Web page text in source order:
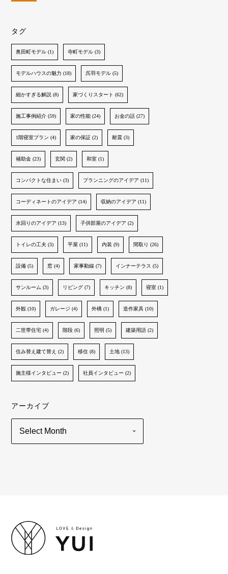
タグ
奥田町モデル (1) 寺町モデル (3)
モデルハウスの魅力 (18) 呉羽モデル (5)
細かすぎる解説 (8) 家づくりスタート (62)
施工事例紹介 (59) 家の性能 (24) お金の話 (27)
1階寝室プラン (4) 家の保証 (2) 耐震 (3)
補助金 (23) 玄関 (2) 和室 (1)
コンパクトな住まい (3) プランニングのアイデア (11)
コーディネートのアイデア (14) 収納のアイデア (11)
水回りのアイデア (13) 子供部屋のアイデア (2)
トイレの工夫 (3) 平屋 (11) 内装 (9) 間取り (26)
設備 (5) 窓 (4) 家事動線 (7) インナーテラス (5)
サンルーム (3) リビング (7) キッチン (8) 寝室 (1)
外観 (10) ガレージ (4) 外構 (1) 造作家具 (10)
二世帯住宅 (4) 階段 (6) 照明 (5) 建築用語 (2)
住み替え建て替え (2) 移住 (8) 土地 (13)
施主様インタビュー (2) 社員インタビュー (2)
アーカイブ